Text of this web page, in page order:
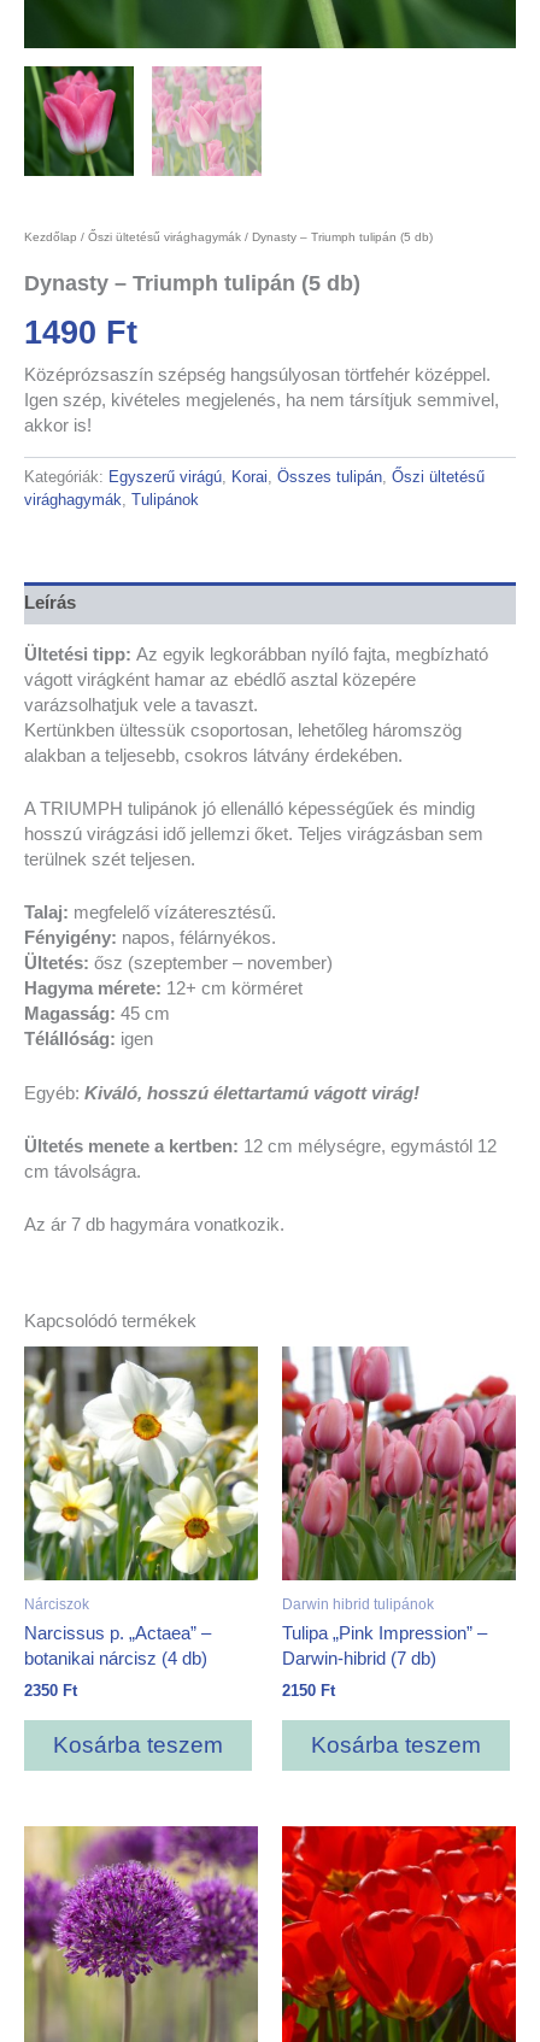
Kezdőlap / Őszi ültetésű virághagymák / Dynasty – Triumph tulipán (5 db)
Dynasty – Triumph tulipán (5 db)
1490 Ft
Középrózsaszín szépség hangsúlyosan törtfehér középpel.
Igen szép, kivételes megjelenés, ha nem társítjuk semmivel,
akkor is!
Kategóriák: Egyszerű virágú, Korai, Összes tulipán, Őszi ültetésű
virághagymák, Tulipánok
Leírás
Ültetési tipp: Az egyik legkorábban nyíló fajta, megbízható
vágott virágként hamar az ebédlő asztal közepére
varázsolhatjuk vele a tavaszt.
Kertünkben ültessük csoportosan, lehetőleg háromszög
alakban a teljesebb, csokros látvány érdekében.
A TRIUMPH tulipánok jó ellenálló képességűek és mindig
hosszú virágzási idő jellemzi őket. Teljes virágzásban sem
terülnek szét teljesen.
Talaj: megfelelő vízáteresztésű.
Fényigény: napos, félárnyékos.
Ültetés: ősz (szeptember – november)
Hagyma mérete: 12+ cm körméret
Magasság: 45 cm
Télállóság: igen
Egyéb: Kiváló, hosszú élettartamú vágott virág!
Ültetés menete a kertben: 12 cm mélységre, egymástól 12
cm távolságra.
Az ár 7 db hagymára vonatkozik.
Kapcsolódó termékek
Nárciszok
Narcissus p. „Actaea” –
botanikai nárcisz (4 db)
2350 Ft
Kosárba teszem
Darwin hibrid tulipánok
Tulipa „Pink Impression” –
Darwin-hibrid (7 db)
2150 Ft
Kosárba teszem